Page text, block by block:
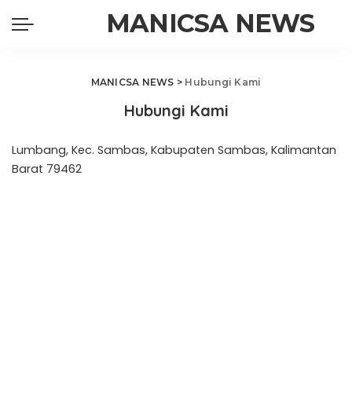
MANICSA NEWS
MANICSA NEWS > Hubungi Kami
Hubungi Kami
Lumbang, Kec. Sambas, Kabupaten Sambas, Kalimantan
Barat 79462